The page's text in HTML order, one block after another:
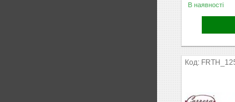
В наявності